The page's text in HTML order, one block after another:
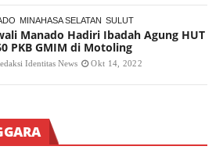
MINAHASA SELATAN SULUT
Manado Hadiri Ibadah Agung HUT
PKB GMIM di Motoling
Identitas News Okt 14, 2022